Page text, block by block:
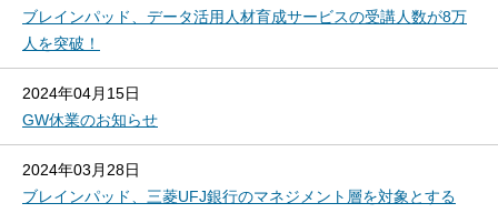
ブレインパッド、データ活用人材育成サービスの受講人数が8万
人を突破！
2024年04月15日
GW休業のお知らせ
2024年03月28日
ブレインパッド、三菱UFJ銀行のマネジメント層を対象とする